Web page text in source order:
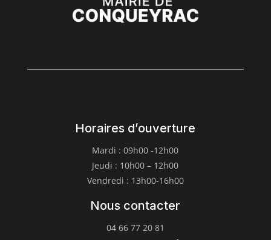
Horaires d’ouverture
Mardi : 09h00 -12h00
Jeudi : 10h00 – 12h00
Vendredi : 13h00-16h00
Nous contacter
04 66 77 20 81